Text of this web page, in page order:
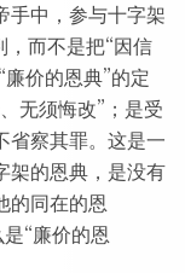
手中，参与十字架
，而不是把“因信
价的恩典”的定
无须悔改”；是受
省察其罪。这是一
架的恩典，是没有
的同在的恩
“廉价的恩